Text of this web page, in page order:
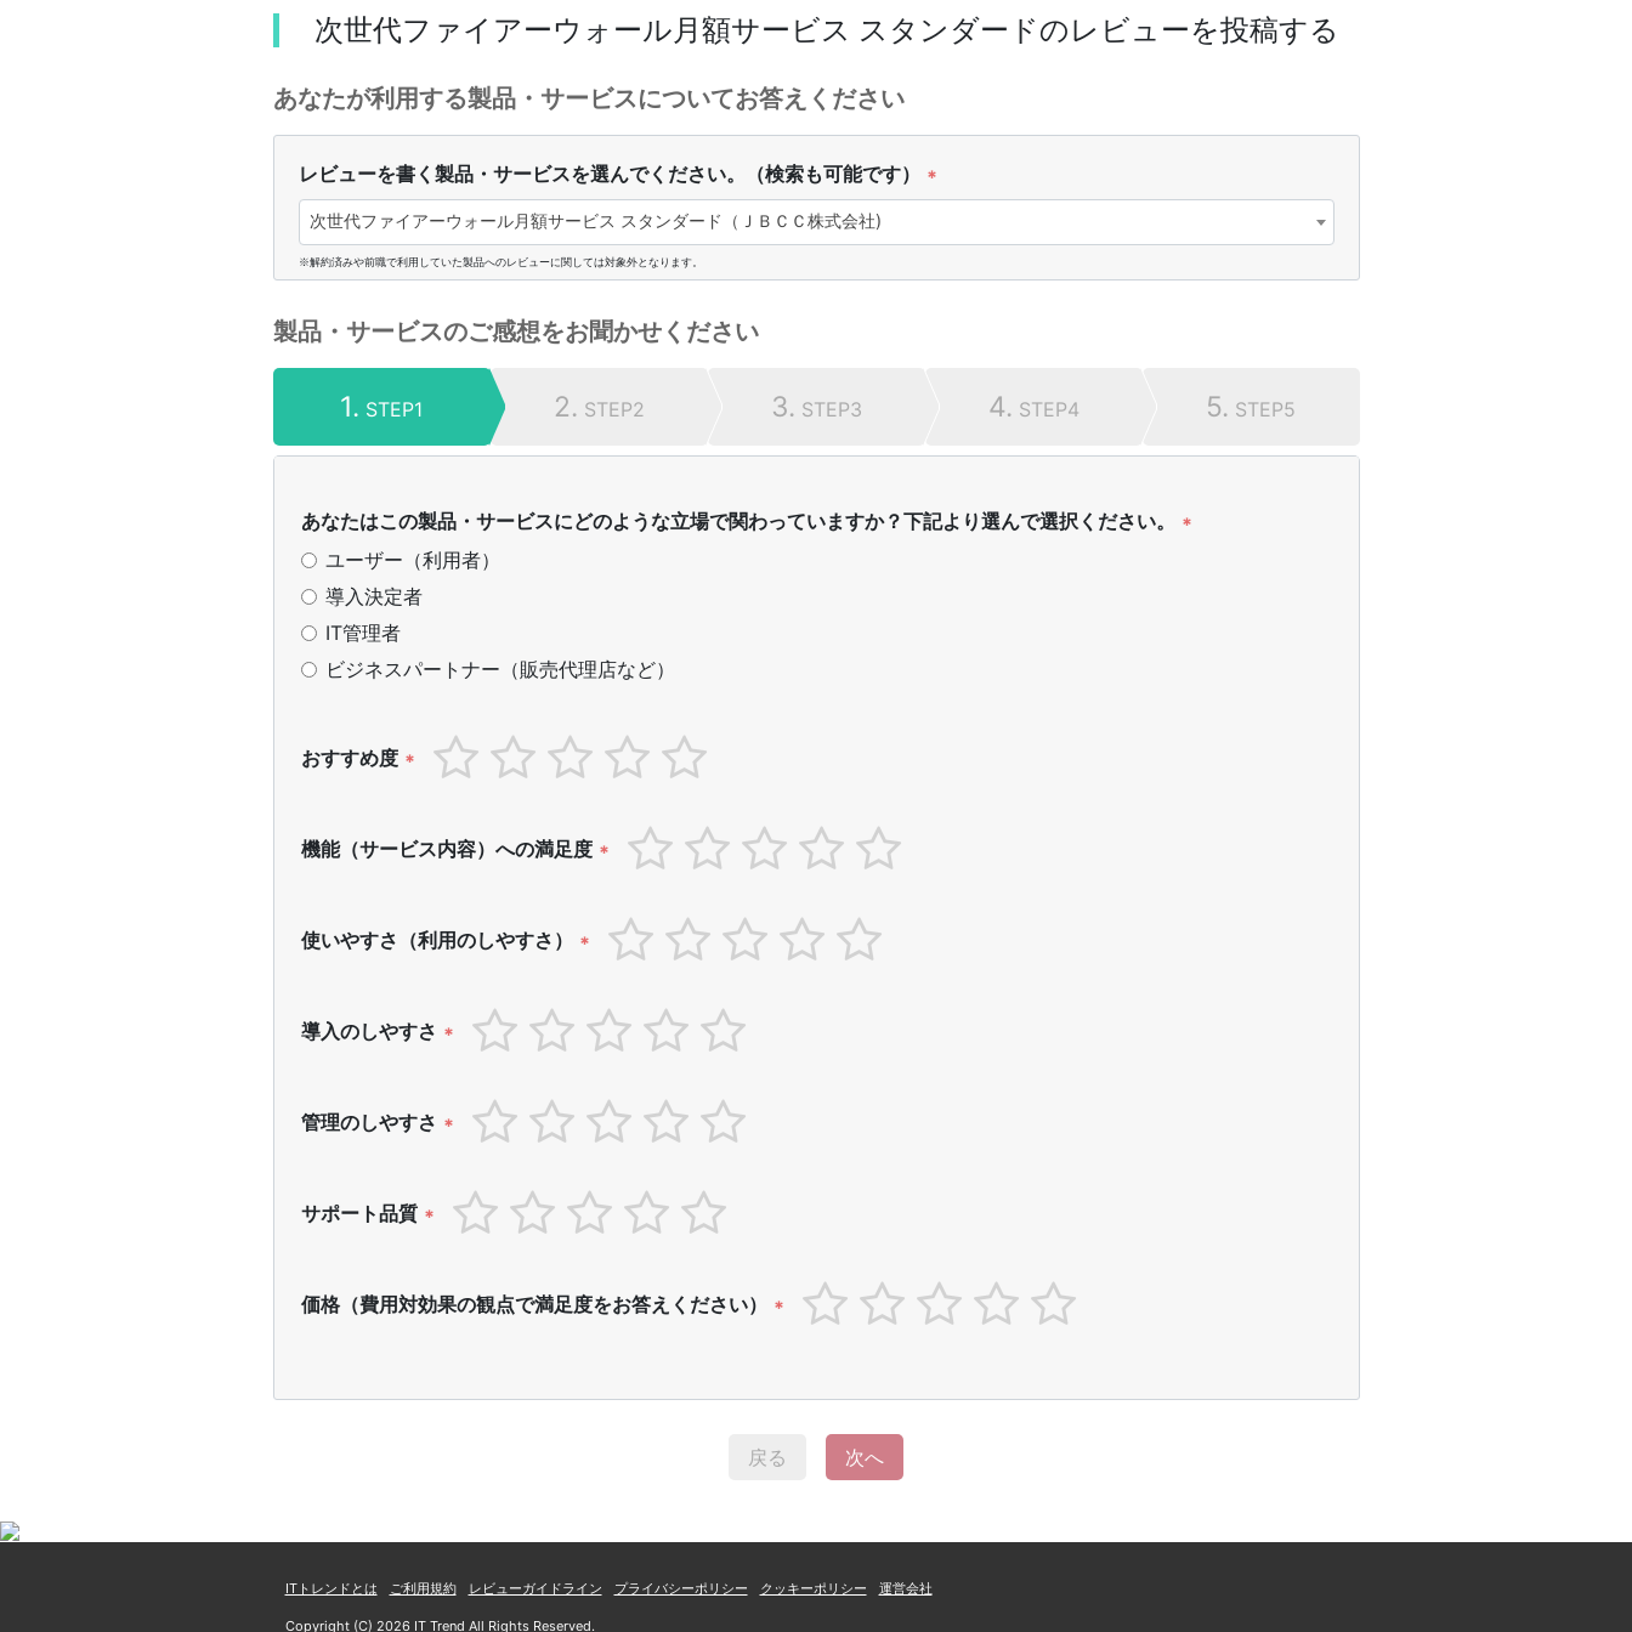
次世代ファイアーウォール月額サービス スタンダードのレビューを投稿する
あなたが利用する製品・サービスについてお答えください
レビューを書く製品・サービスを選んでください。（検索も可能です） *
次世代ファイアーウォール月額サービス スタンダード（ＪＢＣＣ株式会社)
※解約済みや前職で利用していた製品へのレビューに関しては対象外となります。
製品・サービスのご感想をお聞かせください
1. STEP1 2. STEP2 3. STEP3 4. STEP4 5. STEP5
あなたはこの製品・サービスにどのような立場で関わっていますか？下記より選んで選択ください。
*
ユーザー（利用者）
導入決定者
IT管理者
ビジネスパートナー（販売代理店など）
おすすめ度 *
機能（サービス内容）への満足度 *
使いやすさ（利用のしやすさ） *
導入のしやすさ *
管理のしやすさ *
サポート品質 *
価格（費用対効果の観点で満足度をお答えください） *
戻る 次へ
ITトレンドとは ご利用規約 レビューガイドライン プライバシーポリシー クッキーポリシー 運営会社
Copyright (C) 2026 IT Trend All Rights Reserved.